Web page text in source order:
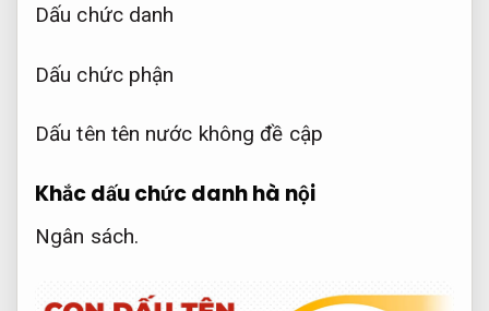
Dấu chức danh
Dấu chức phận
Dấu tên tên nước không đề cập
Khắc dấu chức danh hà nội
Ngân sách.